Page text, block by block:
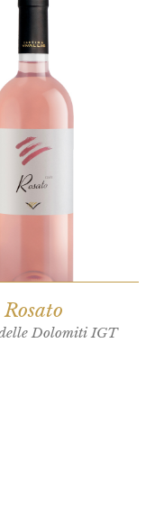
Rosato
Dolomiti IGT